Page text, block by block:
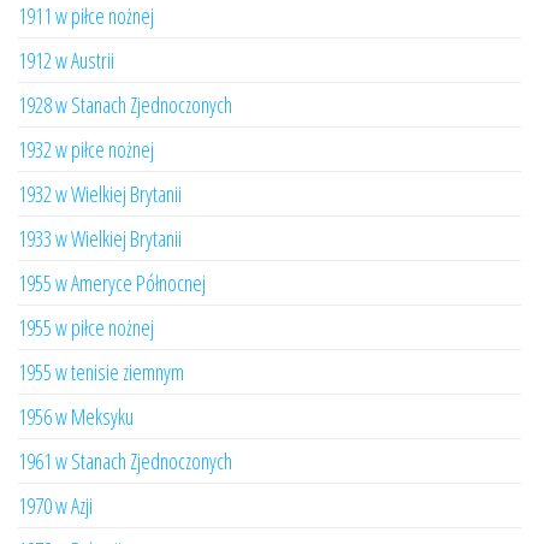
1911 w piłce nożnej
1912 w Austrii
1928 w Stanach Zjednoczonych
1932 w piłce nożnej
1932 w Wielkiej Brytanii
1933 w Wielkiej Brytanii
1955 w Ameryce Północnej
1955 w piłce nożnej
1955 w tenisie ziemnym
1956 w Meksyku
1961 w Stanach Zjednoczonych
1970 w Azji